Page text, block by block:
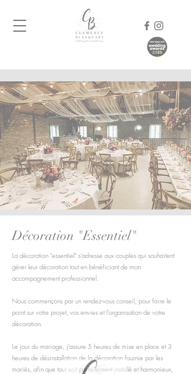
Décoration "Essentiel"
La décoration "essentiel" s’adresse aux couples qui souhaitent
gérer leur décoration tout en bénéficiant de mon
accompagnement professionnel.
Nous commençons par un rendez-vous conseil, pour faire le
point sur votre projet, vos envies et l’organisation de votre
décoration.
Le jour du mariage, j'assure 5 heures de mise en place et 3
heures de désinstallation de la décoration fournie par les
mariés, afin que tout soit parfaitement installé et harmonieux,